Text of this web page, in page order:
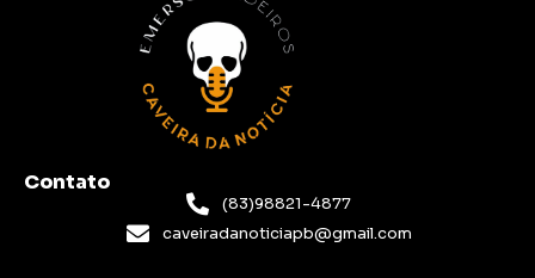
Contato
(83)98821-4877
caveiradanoticiapb@gmail.com